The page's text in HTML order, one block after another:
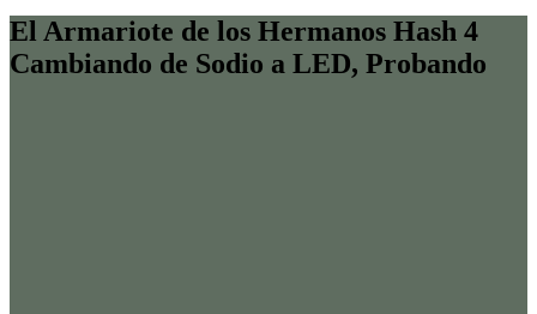
El Armariote de los Hermanos Hash 4
Cambiando de Sodio a LED, Probando